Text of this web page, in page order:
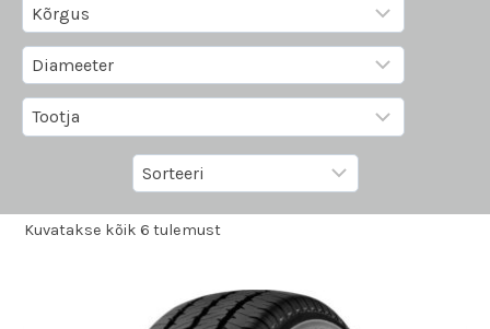
Kuvatakse kõik 6 tulemust